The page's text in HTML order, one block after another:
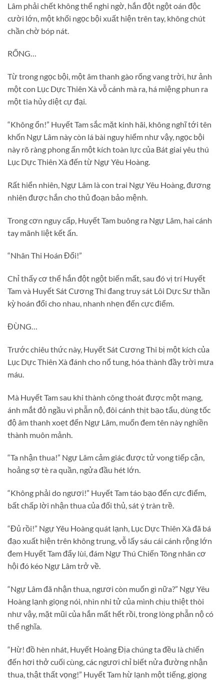
Lâm phải chết không thể nghi ngờ, hắn đột ngột oán độc
cười lớn, một khối ngọc bội xuất hiện trên tay, không chút
chần chờ bóp nát.
RỐNG…
Từ trong ngọc bội, một âm thanh gào rống vang trời, hư ảnh
một con Lục Dực Thiên Xà vỗ cánh mà ra, há miệng phun ra
một tia hủy diệt cự đại.
“Không ổn!” Huyết Tam sắc mặt kinh hãi, không nghĩ tới tên
khốn Ngự Lâm này còn lá bài nguy hiểm như vậy, ngọc bội
này rõ ràng phong ấn một kích toàn lực của Bát giai yêu thú
Lục Dực Thiên Xà đến từ Ngự Yêu Hoàng.
Rất hiển nhiên, Ngự Lâm là con trai Ngự Yêu Hoàng, đương
nhiên được hắn cho thủ đoạn bảo mệnh.
Trong cơn nguy cấp, Huyết Tam buông ra Ngự Lâm, hai cánh
tay mãnh liệt kết ấn.
“Nhân Thi Hoán Đổi!”
Chỉ thấy cơ thể hắn đột ngột biến mất, sau đó vị trí Huyết
Tam và Huyết Sát Cương Thi đang truy sát Lôi Dực Sư thần
kỳ hoán đổi cho nhau, nhanh nhẹn đến cực điểm.
ĐÙNG…
Trước chiêu thức này, Huyết Sát Cương Thi bị một kích của
Lục Dực Thiên Xà đánh cho nổ tung, hóa thành đầy trời mưa
máu.
Mà Huyết Tam sau khi thành công thoát được một mạng,
ánh mắt đỏ ngầu vì phẫn nộ, đôi cánh thịt bạo tẩu, dùng tốc
độ âm thanh xoẹt đến Ngự Lâm, muốn đem tên này nghiền
thành muôn mảnh.
“Ta nhận thua!” Ngự Lâm cảm giác được tử vong tiếp cận,
hoảng sợ tè ra quần, ngửa đầu hét lớn.
“Không phải do ngươi!” Huyết Tam táo bạo đến cực điểm,
bất chấp lời nhận thua của đối thủ, sát ý tràn trề.
“Đủ rồi!” Ngự Yêu Hoàng quát lạnh, Lục Dực Thiên Xà đã bá
đạo xuất hiện trên không trung, vỗ lấy sáu cái cánh rộng lớn
đem Huyết Tam đẩy lùi, đám Ngự Thú Chiến Tông nhân cơ
hội đó kéo Ngự Lâm trở về.
“Ngự Lâm đã nhận thua, ngươi còn muốn gì nữa?” Ngự Yêu
Hoàng lạnh giọng nói, nhìn nhi tử của mình chịu thiệt thòi
như vậy, mặt mũi của hắn mất hết rồi, trong lòng phẫn nộ có
thể nghĩa.
“Hừ! đồ hèn nhát, Huyết Hoàng Địa chúng ta đều là chiến
đến hơi thở cuối cùng, các ngươi chỉ biết nửa đường nhận
thua, thật thất vọng!” Huyết Tam hừ lạnh một tiếng, giọng